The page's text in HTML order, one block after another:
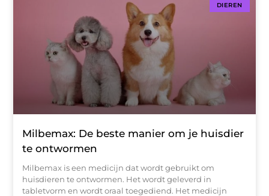
DIEREN
Milbemax: De beste manier om je huisdier
te ontwormen
Milbemax is een medicijn dat wordt gebruikt om
huisdieren te ontwormen. Het wordt geleverd in
tabletvorm en wordt oraal toegediend. Het medicijn